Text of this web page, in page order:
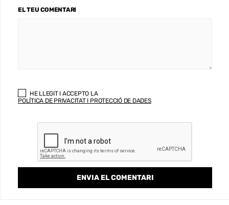
EL TEU COMENTARI
HE LLEGIT I ACCEPTO LA
POLÍTICA DE PRIVACITAT I PROTECCIÓ DE DADES